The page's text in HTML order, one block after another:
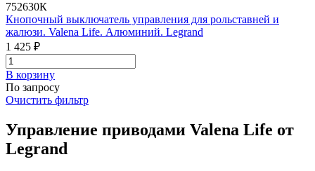
752630К
Кнопочный выключатель управления для рольставней и
жалюзи. Valena Life. Алюминий. Legrand
1 425 ₽
В корзинy
По запросу
Очистить фильтр
Управление приводами Valena Life от
Legrand